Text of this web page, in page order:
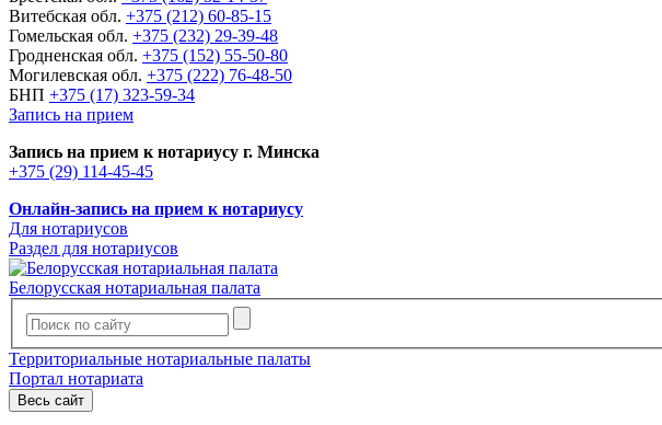
Витебская обл. +375 (212) 60-85-15
Гомельская обл. +375 (232) 29-39-48
Гродненская обл. +375 (152) 55-50-80
Могилевская обл. +375 (222) 76-48-50
БНП +375 (17) 323-59-34
Запись на прием
Запись на прием к нотариусу г. Минска
+375 (29) 114-45-45
Онлайн-запись на прием к нотариусу
Для нотариусов
Раздел для нотариусов
Белорусская нотариальная палата
Территориальные нотариальные палаты
Портал нотариата
Весь сайт